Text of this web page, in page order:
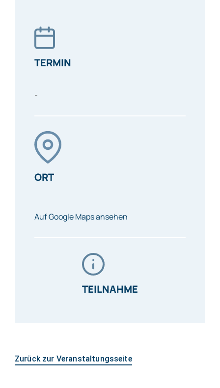
TERMIN
-
ORT
Auf Google Maps ansehen
TEILNAHME
Zurück zur Veranstaltungsseite